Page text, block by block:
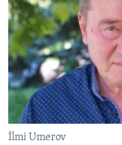
SÜRET
BLOGLAR
FİKİR
Русский
Українською
İlmi Umerov